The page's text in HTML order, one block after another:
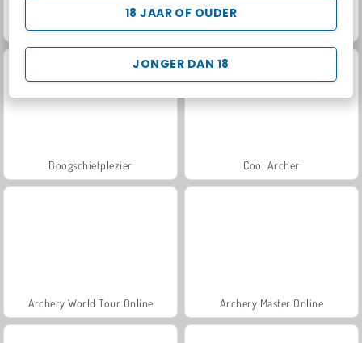
JONGER DAN 18
18 JAAR OF OUDER
Archerry Archery World Tour
Boogschietplezier Cool Archer
Archery World Tour Online Archery Master Online